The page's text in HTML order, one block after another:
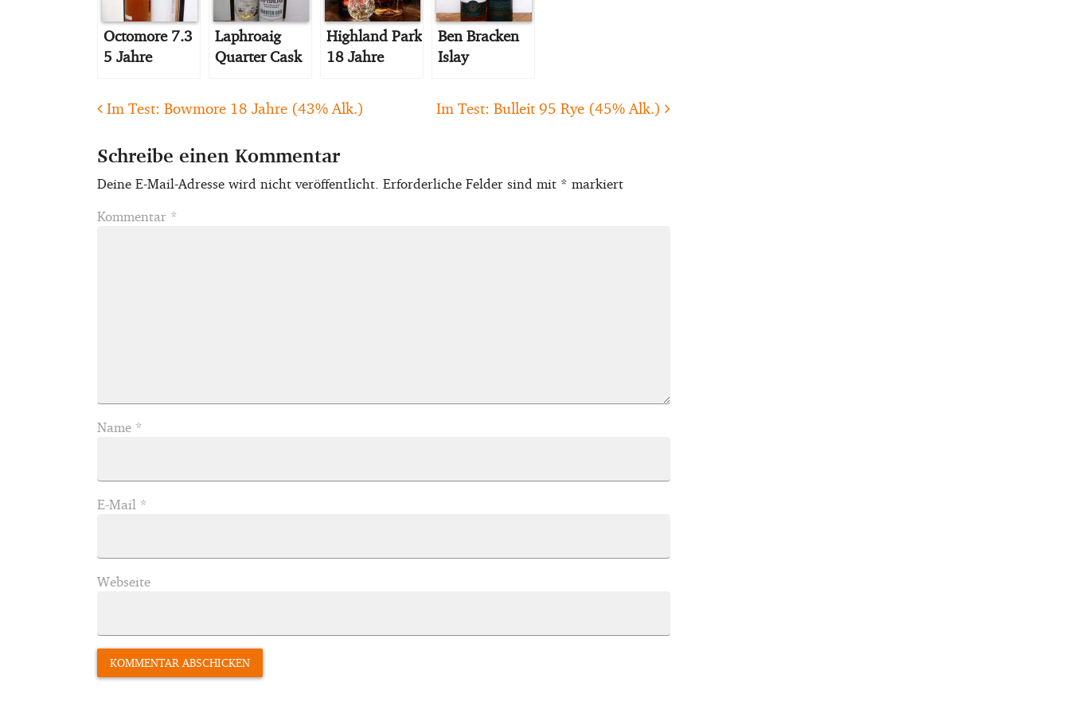
Octomore 7.3
5 Jahre
Laphroaig
Quarter Cask
Highland Park
18 Jahre
Ben Bracken
Islay
Post navigation
Im Test: Bowmore 18 Jahre (43% Alk.) Im Test: Bulleit 95 Rye (45% Alk.)
Schreibe einen Kommentar
Deine E-Mail-Adresse wird nicht veröffentlicht. Erforderliche Felder sind mit * markiert
Kommentar *
Name *
E-Mail *
Webseite